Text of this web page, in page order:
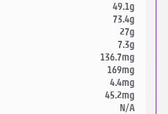
49.1g
73.4g
27g
7.3g
136.7mg
169mg
4.4mg
45.2mg
N/A